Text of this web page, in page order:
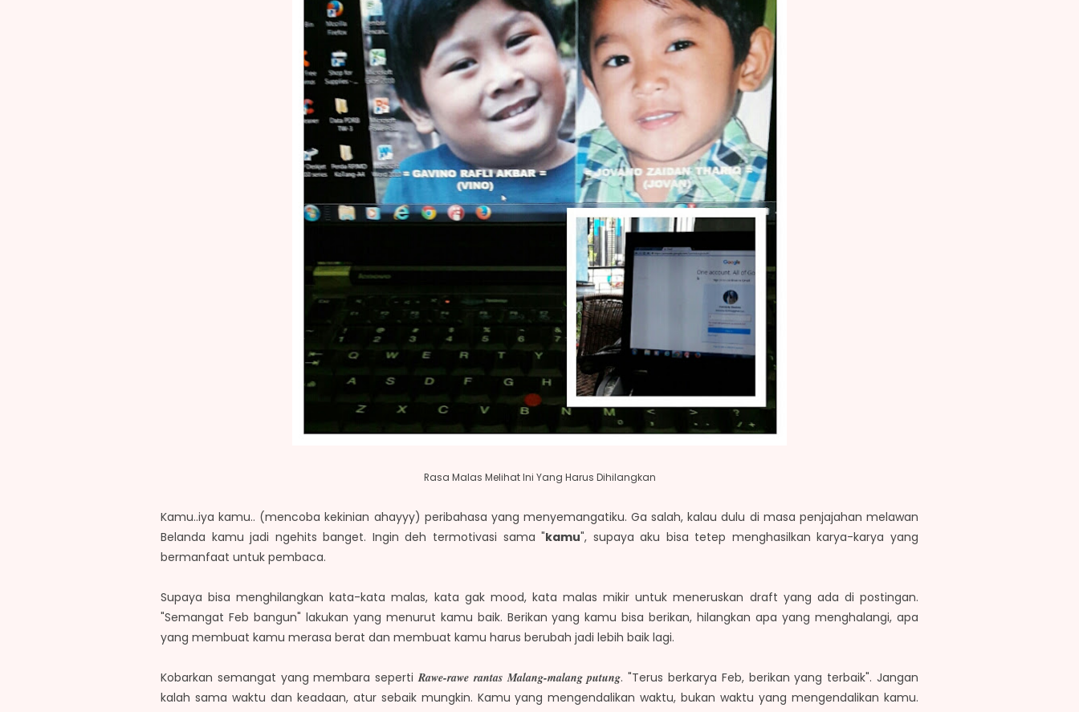
Rasa Malas Melihat Ini Yang Harus Dihilangkan
Kamu..iya kamu.. (mencoba kekinian ahayyy) peribahasa yang menyemangatiku. Ga salah, kalau dulu di masa penjajahan melawan
Belanda kamu jadi ngehits banget. Ingin deh termotivasi sama "kamu", supaya aku bisa tetep menghasilkan karya-karya yang
bermanfaat untuk pembaca.
Supaya bisa menghilangkan kata-kata malas, kata gak mood, kata malas mikir untuk meneruskan draft yang ada di postingan.
"Semangat Feb bangun" lakukan yang menurut kamu baik. Berikan yang kamu bisa berikan, hilangkan apa yang menghalangi, apa
yang membuat kamu merasa berat dan membuat kamu harus berubah jadi lebih baik lagi.
Kobarkan semangat yang membara sepertiRawe-rawe rantas Malang-malang putung. "Terus berkarya Feb, berikan yang terbaik". Jangan
kalah sama waktu dan keadaan, atur sebaik mungkin. Kamu yang mengendalikan waktu, bukan waktu yang mengendalikan kamu.